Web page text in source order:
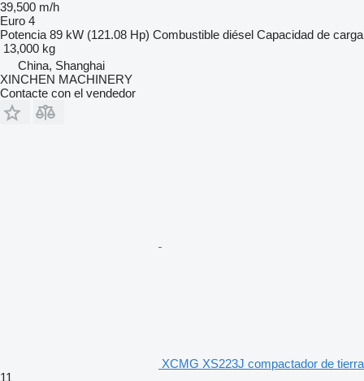
39,500 m/h
Euro 4
Potencia 89 kW (121.08 Hp) Combustible diésel Capacidad de carga
13,000 kg
China, Shanghai
XINCHEN MACHINERY
Contacte con el vendedor
XCMG XS223J compactador de tierra
11